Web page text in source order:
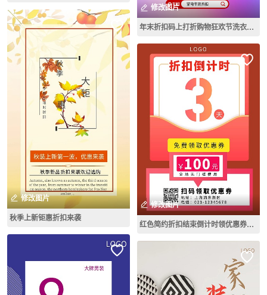
修改图片
秋季上新钜惠折扣来袭
修改图片
年末折扣码上打折购物狂欢节洗衣机促销长图
修改图片
红色简约折扣结束倒计时领优惠券竖版海报